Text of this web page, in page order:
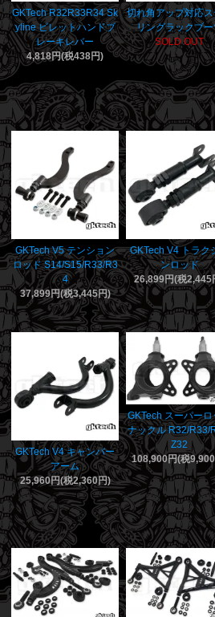
GKTech R32R33R34 Sk
yline ビレットハンドブ
レーキレバー
4,818円(税438円)
切れ角アップ対応
リングラックブ
SOLD OUT
GKTech V5 テンション
ロッド S14/S15/R33/R3
4
37,899円(税3,445円)
GKTech V4 トラク
ンロッド
26,899円(税2,445
GKTech V4 キャンバー
アーム
25,960円(税2,360円)
GKTech スーパーロ
ナックル R32/R33/
Z32
108,900円(税